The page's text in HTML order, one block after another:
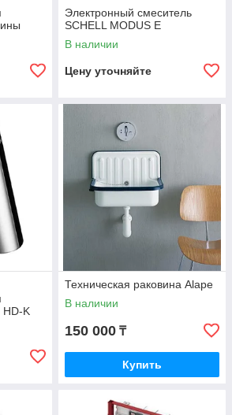
Электронный смеситель
SCHELL MODUS E
В наличии
Цену уточняйте
HD-K
Техническая раковина Alape
В наличии
150 000 ₸
Купить